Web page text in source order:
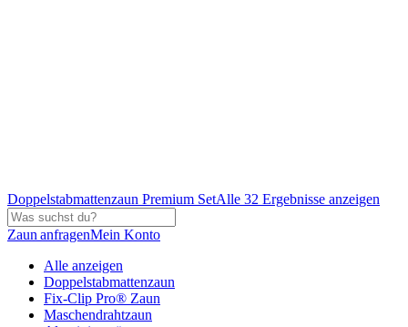
Doppelstabmattenzaun Premium SetAlle 32 Ergebnisse anzeigen
Zaun anfragenMein Konto
Alle anzeigen
Doppelstabmattenzaun
Fix-Clip Pro® Zaun
Maschendrahtzaun